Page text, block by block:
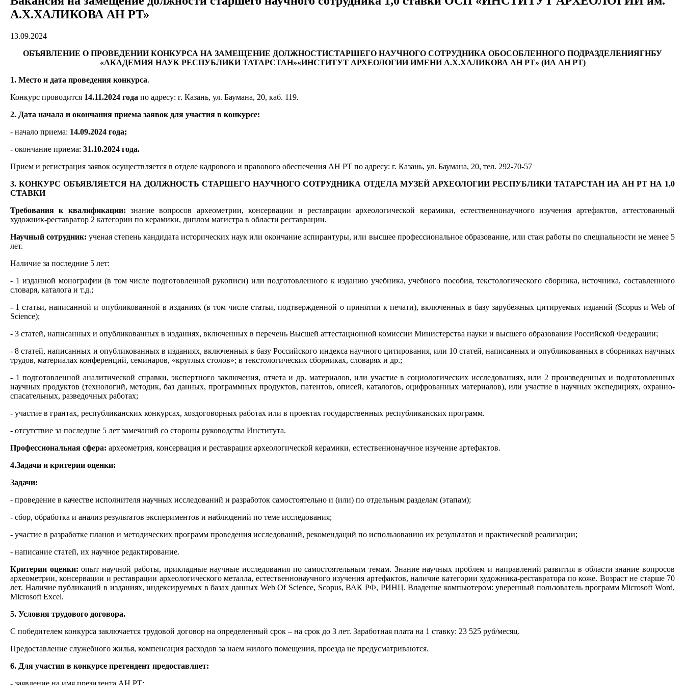
А.Х.ХАЛИКОВА АН РТ»
13.09.2024
ОБЪЯВЛЕНИЕ О ПРОВЕДЕНИИ КОНКУРСА НА ЗАМЕЩЕНИЕ ДОЛЖНОСТИСТАРШЕГО НАУЧНОГО СОТРУДНИКА ОБОСОБЛЕННОГО ПОДРАЗДЕЛЕНИЯГНБУ
«АКАДЕМИЯ НАУК РЕСПУБЛИКИ ТАТАРСТАН»«ИНСТИТУТ АРХЕОЛОГИИ ИМЕНИ А.Х.ХАЛИКОВА АН РТ» (ИА АН РТ)
1. Место и дата проведения конкурса.
Конкурс проводится 14.11.2024 года по адресу: г. Казань, ул. Баумана, 20, каб. 119.
2. Дата начала и окончания приема заявок для участия в конкурсе:
- начало приема: 14.09.2024 года;
- окончание приема: 31.10.2024 года.
Прием и регистрация заявок осуществляется в отделе кадрового и правового обеспечения АН РТ по адресу: г. Казань, ул. Баумана, 20, тел. 292-70-57
3. КОНКУРС ОБЪЯВЛЯЕТСЯ НА ДОЛЖНОСТЬ СТАРШЕГО НАУЧНОГО СОТРУДНИКА ОТДЕЛА МУЗЕЙ АРХЕОЛОГИИ РЕСПУБЛИКИ ТАТАРСТАН ИА АН РТ НА 1,0
СТАВКИ
Требования к квалификации:знание вопросов археометрии, консервации и реставрации археологической керамики, естественнонаучного изучения артефактов, аттестованный
художник-реставратор 2 категории по керамики, диплом магистра в области реставрации.
Научный сотрудник: ученая степень кандидата исторических наук или окончание аспирантуры, или высшее профессиональное образование, или стаж работы по специальности не менее 5
лет.
Наличие за последние 5 лет:
- 1 изданной монографии (в том числе подготовленной рукописи) или подготовленного к изданию учебника, учебного пособия, текстологического сборника, источника, составленного
словаря, каталога и т.д.;
- 1 статьи, написанной и опубликованной в изданиях (в том числе статьи, подтвержденной о принятии к печати), включенных в базу зарубежных цитируемых изданий (Scopus и Web of
Science);
- 3 статей, написанных и опубликованных в изданиях, включенных в перечень Высшей аттестационной комиссии Министерства науки и высшего образования Российской Федерации;
- 8 статей, написанных и опубликованных в изданиях, включенных в базу Российского индекса научного цитирования, или 10 статей, написанных и опубликованных в сборниках научных
трудов, материалах конференций, семинаров, «круглых столов»; в текстологических сборниках, словарях и др.;
- 1 подготовленной аналитической справки, экспертного заключения, отчета и др. материалов, или участие в социологических исследованиях, или 2 произведенных и подготовленных
научных продуктов (технологий, методик, баз данных, программных продуктов, патентов, описей, каталогов, оцифрованных материалов), или участие в научных экспедициях, охранно-
спасательных, разведочных работах;
- участие в грантах, республиканских конкурсах, хоздоговорных работах или в проектах государственных республиканских программ.
- отсутствие за последние 5 лет замечаний со стороны руководства Института.
Профессиональная сфера: археометрия, консервация и реставрация археологической керамики, естественнонаучное изучение артефактов.
4.Задачи и критерии оценки:
Задачи:
- проведение в качестве исполнителя научных исследований и разработок самостоятельно и (или) по отдельным разделам (этапам);
- сбор, обработка и анализ результатов экспериментов и наблюдений по теме исследования;
- участие в разработке планов и методических программ проведения исследований, рекомендаций по использованию их результатов и практической реализации;
- написание статей, их научное редактирование.
Критерии оценки: опыт научной работы, прикладные научные исследования по самостоятельным темам. Знание научных проблем и направлений развития в области знание вопросов
археометрии, консервации и реставрации археологического металла, естественнонаучного изучения артефактов, наличие категории художника-реставратора по коже. Возраст не старше 70
лет. Наличие публикаций в изданиях, индексируемых в базах данных Web Of Science, Scopus, ВАК РФ, РИНЦ. Владение компьютером: уверенный пользователь программ Microsoft Word,
Microsoft Excel.
5. Условия трудового договора.
С победителем конкурса заключается трудовой договор на определенный срок – на срок до 3 лет. Заработная плата на 1 ставку: 23 525 руб/месяц.
Предоставление служебного жилья, компенсация расходов за наем жилого помещения, проезда не предусматриваются.
6. Для участия в конкурсе претендент предоставляет:
- заявление на имя президента АН РТ;